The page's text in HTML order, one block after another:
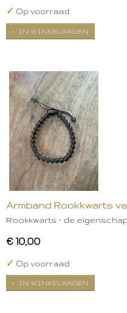
✓ Op voorraad
IN WINKELWAGEN
Armband Rookkwarts
Rookkwarts – de
€ 10,00
✓ Op voorraad
IN WINKELWAGEN